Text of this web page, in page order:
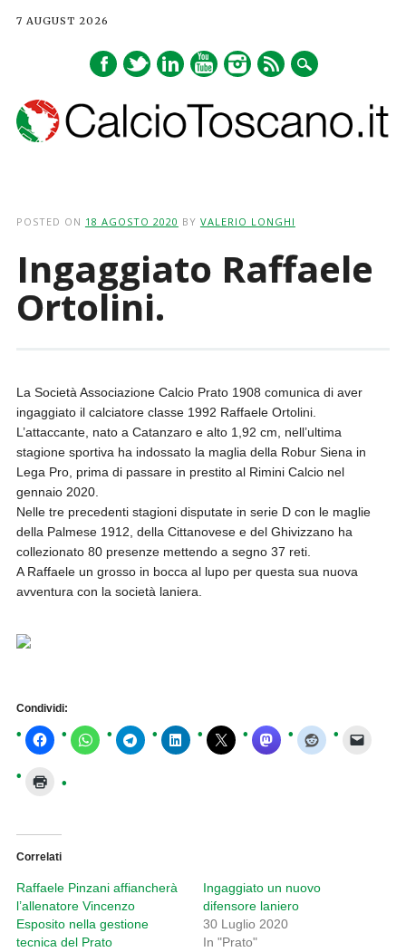
7 AUGUST 2026
POSTED ON 18 AGOSTO 2020 BY VALERIO LONGHI
Ingaggiato Raffaele
Ortolini.
La Società Associazione Calcio Prato 1908 comunica di aver
ingaggiato il calciatore classe 1992 Raffaele Ortolini.
L’attaccante, nato a Catanzaro e alto 1,92 cm, nell’ultima
stagione sportiva ha indossato la maglia della Robur Siena in
Lega Pro, prima di passare in prestito al Rimini Calcio nel
gennaio 2020.
Nelle tre precedenti stagioni disputate in serie D con le maglie
della Palmese 1912, della Cittanovese e del Ghivizzano ha
collezionato 80 presenze mettendo a segno 37 reti.
A Raffaele un grosso in bocca al lupo per questa sua nuova
avventura con la società laniera.
Condividi:
Correlati
Raffaele Pinzani affiancherà
l’allenatore Vincenzo
Esposito nella gestione
tecnica del Prato
Ingaggiato un nuovo
difensore laniero
30 Luglio 2020
In "Prato"